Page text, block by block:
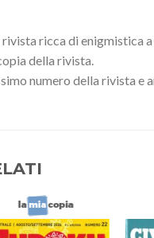
ricca di enigmistica
della rivista.
numero della rivista e